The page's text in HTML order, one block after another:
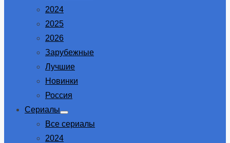
2024
2025
2026
Зарубежные
Лучшие
Новинки
Россия
Сериалы
Show
sub
Все сериалы
2024